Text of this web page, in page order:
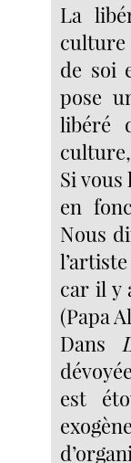
La
culture
de soi
pose
libéré
Si
en
Nous
car il y
(Papa
Dans
est